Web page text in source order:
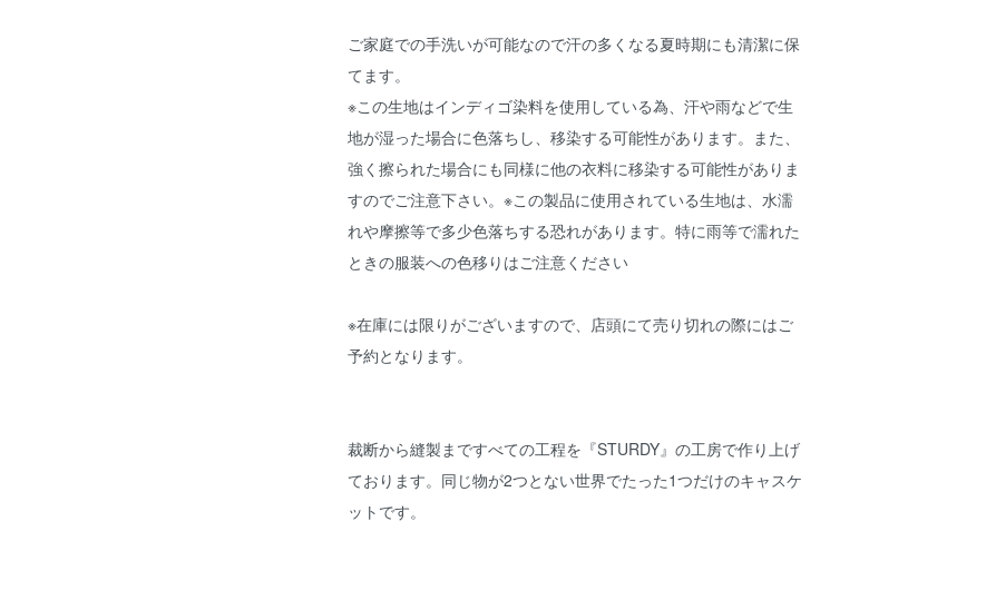
ご家庭での手洗いが可能なので汗の多くなる夏時期にも清潔に保
てます。
※この生地はインディゴ染料を使用している為、汗や雨などで生
地が湿った場合に色落ちし、移染する可能性があります。また、
強く擦られた場合にも同様に他の衣料に移染する可能性がありま
すのでご注意下さい。※この製品に使用されている生地は、水濡
れや摩擦等で多少色落ちする恐れがあります。特に雨等で濡れた
ときの服装への色移りはご注意ください
※在庫には限りがございますので、店頭にて売り切れの際にはご
予約となります。
裁断から縫製まですべての工程を『STURDY』の工房で作り上げ
ております。同じ物が2つとない世界でたった1つだけのキャスケ
ットです。